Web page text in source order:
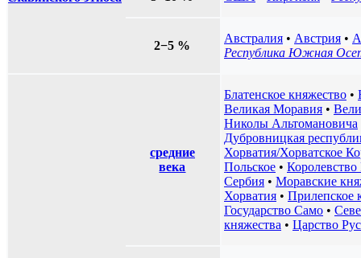
2−5 %
Австралия • Австрия •
Республика Южная
средние
века
Блатенское княжество •
Великая Моравия •
Николы Альтомановича
Дубровницкая
Хорватия/Хорватское
Польское • Королевство
Сербия • Моравские
Хорватия • Прилепское
Государство Само •
княжества • Царство